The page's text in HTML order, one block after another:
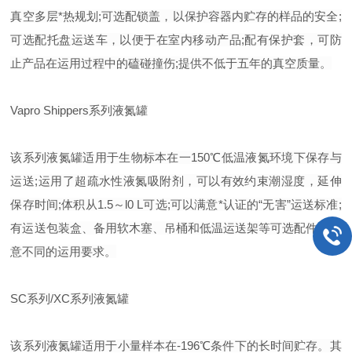
真空多层*热规划;可选配锁盖，以保护容器内贮存的样品的安全;
可选配托盘运送车，以便于在室内移动产品;配有保护套，可防
止产品在运用过程中的磕碰撞伤;提供不低于五年的真空质量。
Vapro Shippers系列液氮罐
该系列液氮罐适用于生物标本在一150℃低温液氮环境下保存与
运送;运用了超疏水性液氮吸附剂，可以有效约束潮湿度，延伸
保存时间;体积从1.5～l0 L可选;可以满意*认证的“无害”运送标准;
有运送包装盒、备用软木塞、吊桶和低温运送架等可选配件，满
意不同的运用要求。
SC系列/XC系列液氮罐
该系列液氮罐适用于小量样本在-196℃条件下的长时间贮存。其